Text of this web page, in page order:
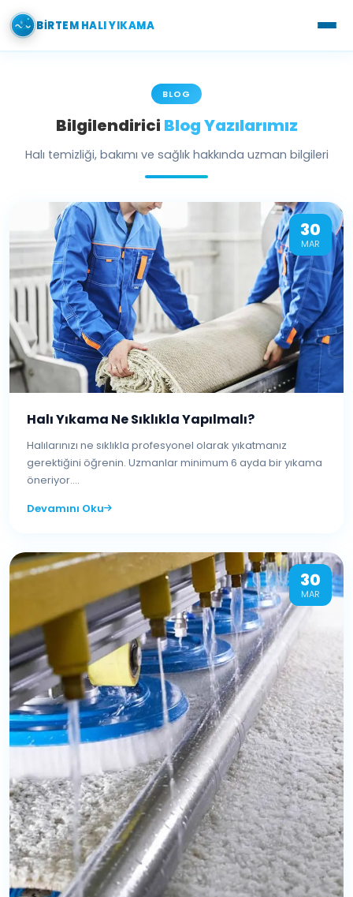
BIRTEM HALI YIKAMA
BLOG
Bilgilendirici Blog Yazılarımız
Halı temizliği, bakımı ve sağlık hakkında uzman bilgileri
30
MAR
Halı Yıkama Ne Sıklıkla Yapılmalı?
Halılarınızı ne sıklıkla profesyonel olarak yıkatmanız
gerektiğini öğrenin. Uzmanlar minimum 6 ayda bir yıkama
öneriyor....
Devamını Oku
30
MAR